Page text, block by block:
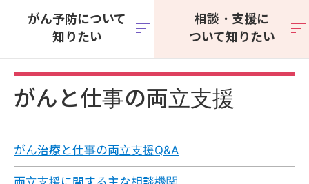
がん予防について
知りたい
相談・支援に
ついて知りたい
がんと仕事の両立支援
がん治療と仕事の両立支援Q&A